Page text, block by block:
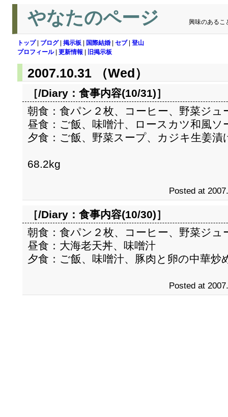
やなたのページ 興味のあるこ
トップ| ブログ| 掲示板 国際結婚 セブ| 登山
プロフィール| 更新情報 旧掲示板
2007.10.31 （Wed）
［/Diary： 食事内容(10/31)］
朝食：食パン２枚、コーヒー、野菜ジュ
昼食：ご飯、味噌汁、ロースカツ和風ソ
夕食：ご飯、野菜スープ、カジキ生姜漬
68.2kg
Posted at
［/Diary： 食事内容(10/30)］
朝食：食パン２枚、コーヒー、野菜ジュ
昼食：大海老天丼、味噌汁
夕食：ご飯、味噌汁、豚肉と卵の中華炒
Posted at